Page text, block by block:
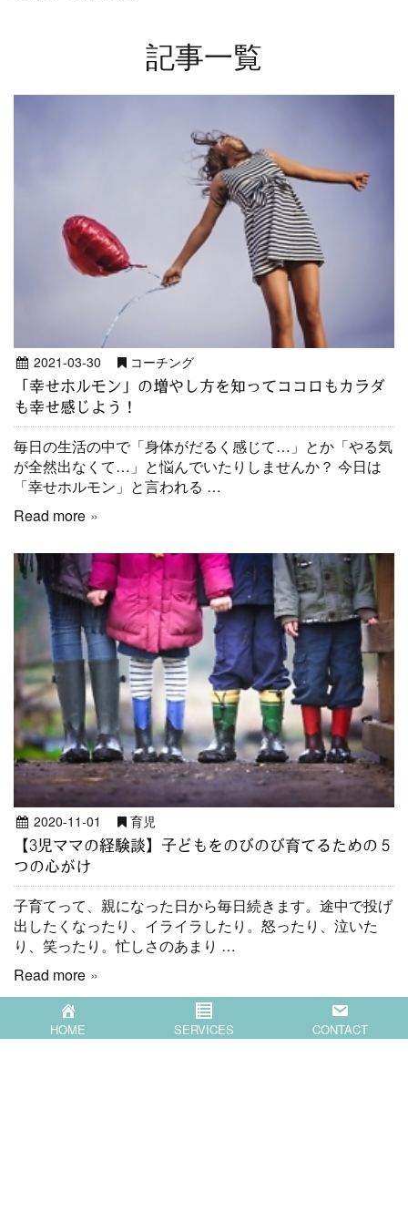
記事一覧
2021-03-30 コーチング
「幸せホルモン」の増やし方を知ってココロもカラダ
も幸せ感じよう！
毎日の生活の中で「身体がだるく感じて…」とか「やる気
が全然出なくて…」と悩んでいたりしませんか？ 今日は
「幸せホルモン」と言われる …
Read more
2020-11-01 育児
【3児ママの経験談】子どもをのびのび育てるための５
つの心がけ
子育てって、親になった日から毎日続きます。途中で投げ
出したくなったり、イライラしたり。怒ったり、泣いた
り、笑ったり。忙しさのあまり …
Read more
HOME SERVICES CONTACT